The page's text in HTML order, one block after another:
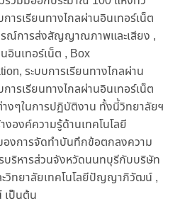
ารเรียนทางไกลผ่านอินเทอร์เน็ต
ณ์การส่งสัญญาณภาพและเสียง ,
อินเทอร์เน็ต , Box
ระบบการเรียนทางไกลผ่าน
ารเรียนทางไกลผ่านอินเทอร์เน็ต
งๆในการปฏิบัติงาน ทั้งนี้วิทยาลัยฯ
งองค์ความรู้ด้านเทคโนโลยี
องการจัดทำบันทึกข้อตกลงความ
บริหารส่วนจังหวัดนนทบุรีกับบริษัท
วิทยาลัยเทคโนโลยีปัญญาภิวัฒน์ ,
ป็นต้น